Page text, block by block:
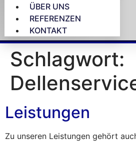
ÜBER UNS
REFERENZEN
KONTAKT
Schlagwort:
Leistungen
Zu unseren Leistungen gehört